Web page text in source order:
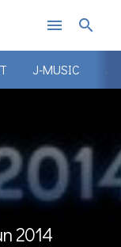
menu search
J-MUSIC J-
2014